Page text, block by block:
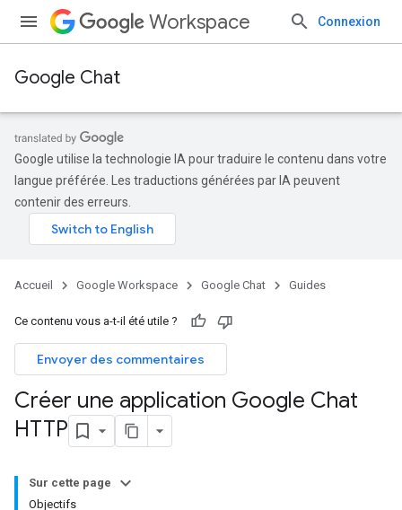
Workspace Connexion
Google Chat
Google utilise la technologie IA pour traduire le contenu dans votre
langue préférée. Les traductions générées par IA peuvent
contenir des erreurs.
Accueil Google Workspace Google Chat Guides
Ce contenu vous a-t-il été utile ?
Envoyer des commentaires
Créer une application Google Chat
HTTP
Sur cette page
Objectifs